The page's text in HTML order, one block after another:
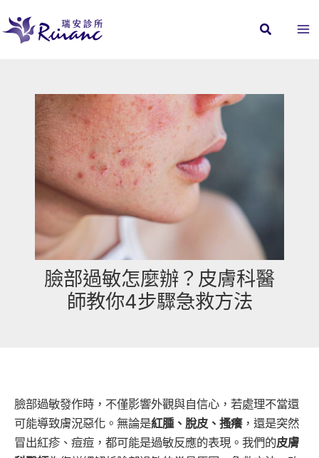
至
臉部過敏怎麼辦？皮膚科醫
師教你4步驟急救方法
臉部過敏發作時，不僅影響外觀與自信心，若處理不當還
可能導致膚況惡化。無論是紅腫、脫皮、搔癢，還是突然
冒出紅疹、痘痘，都可能是過敏反應的表現。我們的皮膚